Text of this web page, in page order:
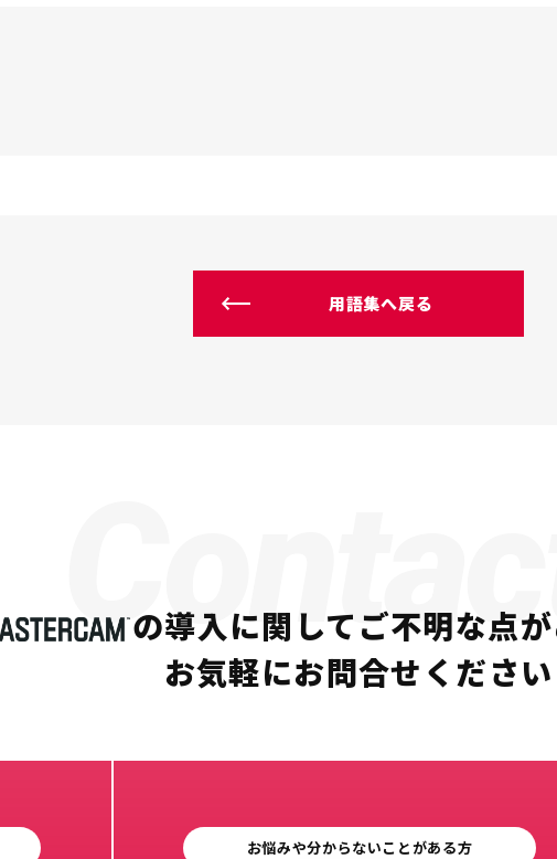
用語集へ戻る
の導入に関して ご不明な点
お気軽にお問合せください
お悩みや分からないことがある方